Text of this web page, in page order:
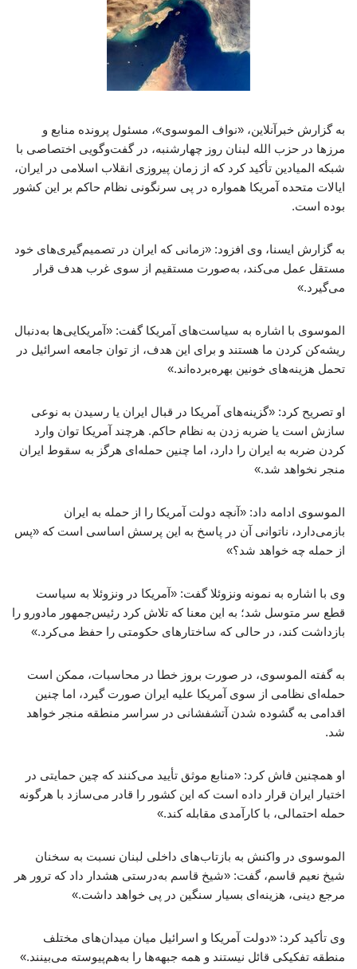
به گزارش خبرآنلاین، «نواف الموسوی»، مسئول پرونده منابع و
مرزها در حزب ‌الله لبنان روز چهارشنبه، در گفت‌وگویی اختصاصی با
شبکه المیادین تأکید کرد که از زمان پیروزی انقلاب اسلامی در ایران،
ایالات متحده آمریکا همواره در پی سرنگونی نظام حاکم بر این کشور
بوده است.
به گزارش ایسنا، وی افزود: «زمانی که ایران در تصمیم‌گیری‌های خود
مستقل عمل می‌کند، به‌صورت مستقیم از سوی غرب هدف قرار
می‌گیرد.»
الموسوی با اشاره به سیاست‌های آمریکا گفت: «آمریکایی‌ها به‌دنبال
ریشه‌کن کردن ما هستند و برای این هدف، از توان جامعه اسرائیل در
تحمل هزینه‌های خونین بهره‌برده‌اند.»
او تصریح کرد: «گزینه‌های آمریکا در قبال ایران یا رسیدن به نوعی
سازش است یا ضربه زدن به نظام حاکم. هرچند آمریکا توان وارد
کردن ضربه به ایران را دارد، اما چنین حمله‌ای هرگز به سقوط ایران
منجر نخواهد شد.»
الموسوی ادامه داد: «آنچه دولت آمریکا را از حمله به ایران
بازمی‌دارد، ناتوانی آن در پاسخ به این پرسش اساسی است که «پس
از حمله چه خواهد شد؟»
وی با اشاره به نمونه ونزوئلا گفت: «آمریکا در ونزوئلا به سیاست
قطع سر متوسل شد؛ به این معنا که تلاش کرد رئیس‌جمهور مادورو را
بازداشت کند، در حالی که ساختارهای حکومتی را حفظ می‌کرد.»
به گفته الموسوی، در صورت بروز خطا در محاسبات، ممکن است
حمله‌ای نظامی از سوی آمریکا علیه ایران صورت گیرد، اما چنین
اقدامی به گشوده شدن آتشفشانی در سراسر منطقه منجر خواهد
شد.
او همچنین فاش کرد: «منابع موثق تأیید می‌کنند که چین حمایتی در
اختیار ایران قرار داده است که این کشور را قادر می‌سازد با هرگونه
حمله احتمالی، با کارآمدی مقابله کند.»
الموسوی در واکنش به بازتاب‌های داخلی لبنان نسبت به سخنان
شیخ نعیم قاسم، گفت: «شیخ قاسم به‌درستی هشدار داد که ترور هر
مرجع دینی، هزینه‌ای بسیار سنگین در پی خواهد داشت.»
وی تأکید کرد: «دولت آمریکا و اسرائیل میان میدان‌های مختلف
منطقه تفکیکی قائل نیستند و همه جبهه‌ها را به‌هم‌پیوسته می‌بینند.»